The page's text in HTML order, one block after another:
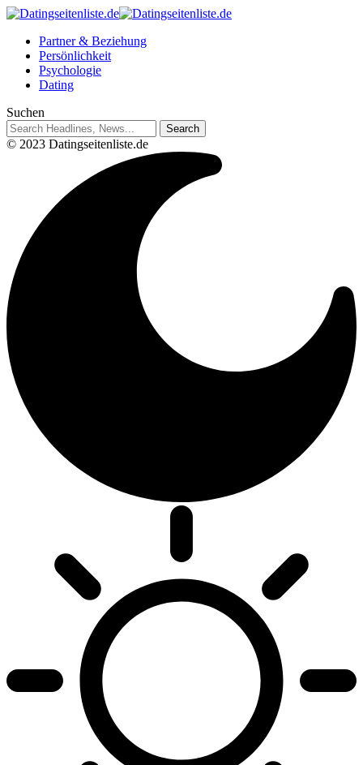
Partner & Beziehung
Persönlichkeit
Psychologie
Dating
Suchen
© 2023 Datingseitenliste.de